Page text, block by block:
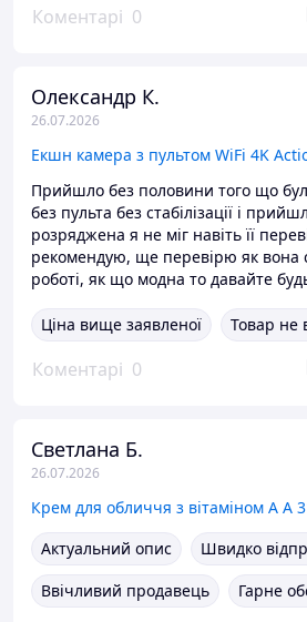
Коментарі 0
Олександр К.
26.07.2026
Прийшло без половини того що
без пульта без стабілізації і
розряджена я не міг навіть її
рекомендую, ще перевірю як вона
роботі, як що модна то давайте
Ціна вище заявленої Товар не
Коментарі 0
Светлана Б.
26.07.2026
Актуальний опис
Швидко
Ввічливий продавець
Гарне